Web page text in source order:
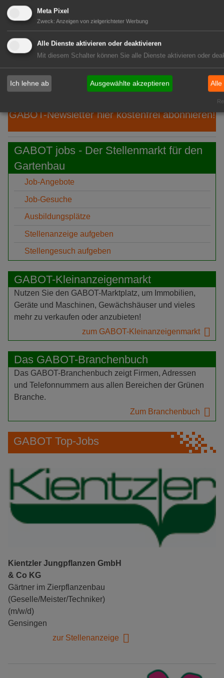
06:39
"1000 gute Gründe": Ein Hauch von
Provence
06:19
Ökokiste e.V.: 30 Jahre Bio ohne
Umwege
05:51
IPZ: Robert Knöferl übernimmt die
Leitung
GABOT-Newsletter hier kostenfrei abonnieren!
GABOT jobs - Der Stellenmarkt für den
Gartenbau
Job-Angebote
Job-Gesuche
Ausbildungsplätze
Stellenanzeige aufgeben
Stellengesuch aufgeben
GABOT-Kleinanzeigenmarkt
Nutzen Sie den GABOT-Marktplatz, um Immobilien,
Geräte und Maschinen, Gewächshäuser und vieles
mehr zu verkaufen oder anzubieten!
zum GABOT-Kleinanzeigenmarkt
Das GABOT-Branchenbuch
Das GABOT-Branchenbuch zeigt Firmen, Adressen
und Telefonnummern aus allen Bereichen der Grünen
Branche.
Zum Branchenbuch
GABOT Top-Jobs
Kientzler Jungpflanzen GmbH
& Co KG
Gärtner im Zierpflanzenbau
(Geselle/Meister/Techniker)
(m/w/d)
Gensingen
zur Stellenanzeige
Meta Pixel
Zweck: Anzeigen von zielgerichteter Werbung
Alle Dienste aktivieren oder deaktivieren
Mit diesem Schalter können Sie alle Dienste aktivieren oder
Ich lehne ab Ausgewählte akzeptieren Alle